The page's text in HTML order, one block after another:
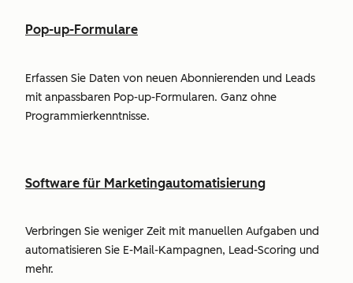
Pop-up-Formulare
Erfassen Sie Daten von neuen Abonnierenden und Leads
mit anpassbaren Pop-up-Formularen. Ganz ohne
Programmierkenntnisse.
Software für Marketingautomatisierung
Verbringen Sie weniger Zeit mit manuellen Aufgaben und
automatisieren Sie E-Mail-Kampagnen, Lead-Scoring und
mehr.